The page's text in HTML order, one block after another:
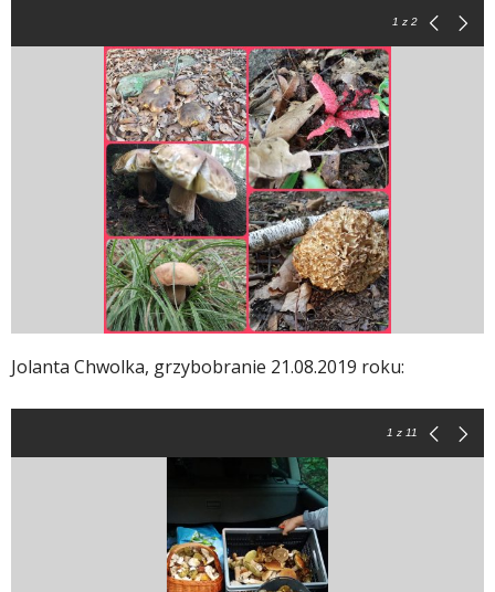
1 z 2
Jolanta Chwolka, grzybobranie 21.08.2019 roku:
1 z 11